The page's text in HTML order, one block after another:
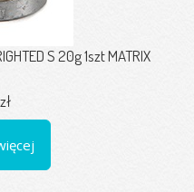
S 20g 1szt MATRIX